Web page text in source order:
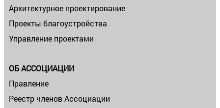
Архитектурное проектирование
Проекты благоустройства
Управление проектами
ОБ АССОЦИАЦИИ
Правление
Реестр членов Ассоциации